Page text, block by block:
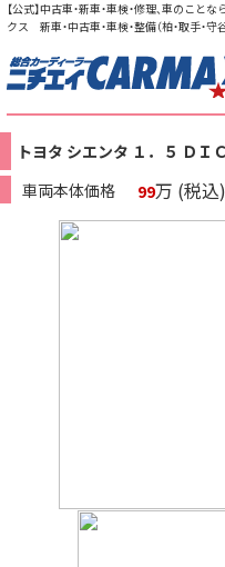
【公式】中古車・新車・車検・修理、車のこと
クス 新車・中古車・車検・整備（柏・取手・守谷
トヨタ シエンタ １．５ ＤＩ
車両本体価格
99万 (税込)